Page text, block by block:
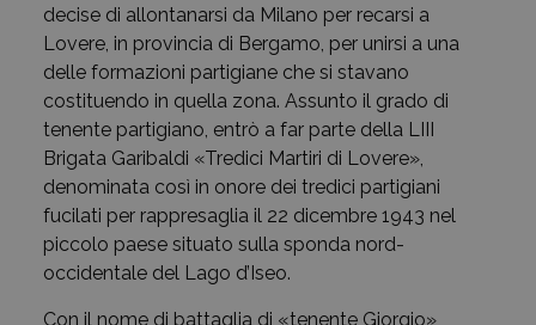
decise di allontanarsi da Milano per recarsi a
Lovere, in provincia di Bergamo, per unirsi a una
delle formazioni partigiane che si stavano
costituendo in quella zona. Assunto il grado di
tenente partigiano, entrò a far parte della LIII
Brigata Garibaldi «Tredici Martiri di Lovere»,
denominata così in onore dei tredici partigiani
fucilati per rappresaglia il 22 dicembre 1943 nel
piccolo paese situato sulla sponda nord-
occidentale del Lago d’Iseo.
Con il nome di battaglia di «tenente Giorgio»